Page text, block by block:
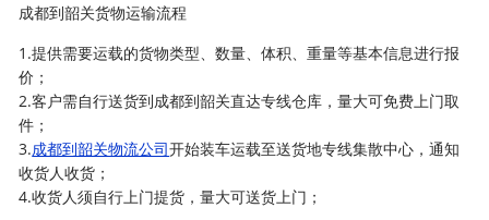
成都到韶关货物运输流程
1.提供需要运载的货物类型、数量、体积、重量等基本信息进行报
价；
2.客户需自行送货到成都到韶关直达专线仓库，量大可免费上门取
件；
3.成都到韶关物流公司开始装车运载至送货地专线集散中心，通知
收货人收货；
4.收货人须自行上门提货，量大可送货上门；